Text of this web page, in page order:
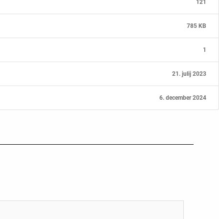
121
785 KB
1
21. julij 2023
6. december 2024